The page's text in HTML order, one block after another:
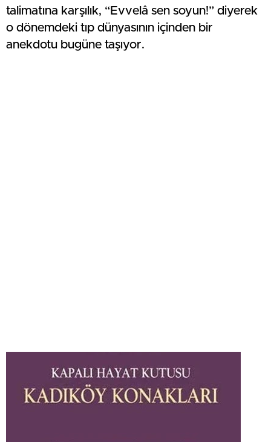
talimatına karşılık, “Evvelâ sen soyun!” diyerek
o dönemdeki tıp dünyasının içinden bir
anekdotu bugüne taşıyor.